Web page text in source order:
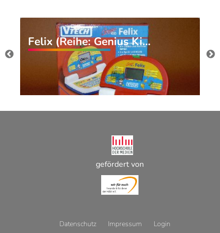
Felix (Reihe: Genius Ki…
gefördert von
Datenschutz Impressum Login